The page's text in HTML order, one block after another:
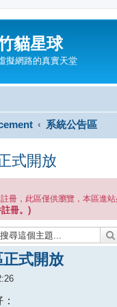
貓星球
擬網路的真實天堂
系統公告區
式開放
冊，此區僅供瀏覽，本區進
冊。)
式開放